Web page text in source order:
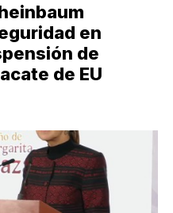
en
de
de EU